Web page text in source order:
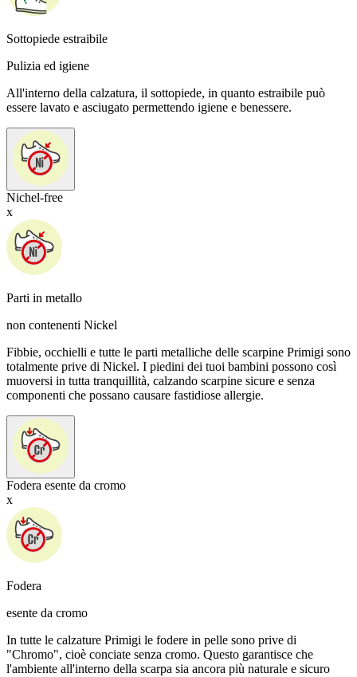
Sottopiede estraibile
Pulizia ed igiene
All'interno della calzatura, il sottopiede, in quanto estraibile può
essere lavato e asciugato permettendo igiene e benessere.
Nichel-free
x
Parti in metallo
non contenenti Nickel
Fibbie, occhielli e tutte le parti metalliche delle scarpine Primigi sono
totalmente prive di Nickel. I piedini dei tuoi bambini possono così
muoversi in tutta tranquillità, calzando scarpine sicure e senza
componenti che possano causare fastidiose allergie.
Fodera esente da cromo
x
Fodera
esente da cromo
In tutte le calzature Primigi le fodere in pelle sono prive di
"Chromo", cioè conciate senza cromo. Questo garantisce che
l'ambiente all'interno della scarpa sia ancora più naturale e sicuro